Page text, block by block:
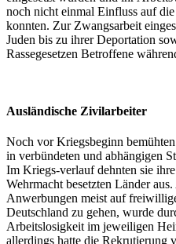
noch nicht einmal Einfluss auf
konnten. Zur Zwangsarbeit
Juden bis zu ihrer Deportation
Rassegesetzen Betroffene
Ausländische Zivilarbeiter
Noch vor Kriegsbeginn
in verbündeten und abhängigen
Im Kriegs-verlauf dehnten sie
Wehrmacht besetzten Länder
Anwerbungen meist auf
Deutschland zu gehen, wurde
Arbeitslosigkeit im jeweiligen
allerdings hatte die Rekrutierung